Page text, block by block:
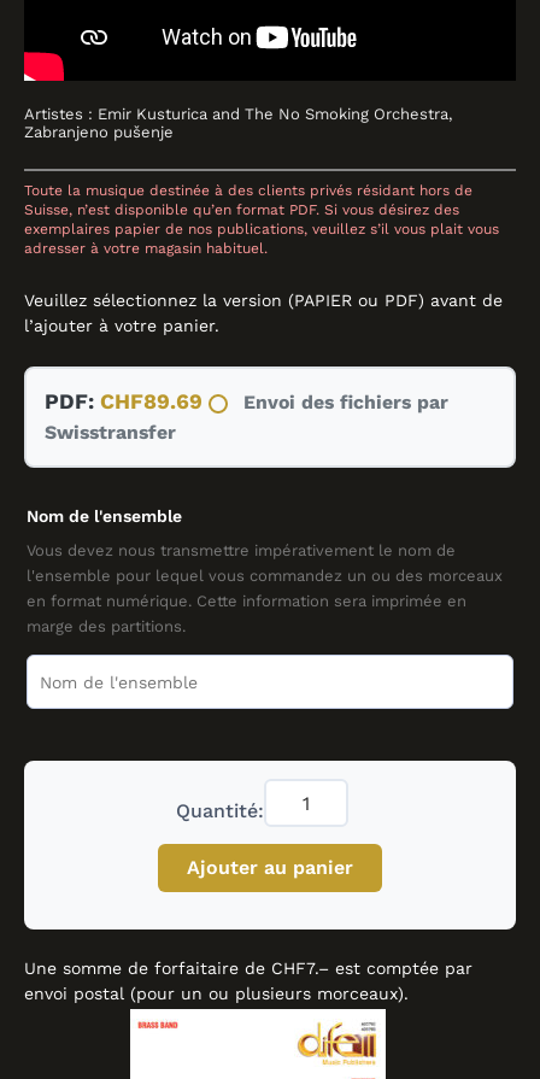
Artistes : Emir Kusturica and The No Smoking Orchestra,
Zabranjeno pušenje
Toute la musique destinée à des clients privés résidant hors de
Suisse, n’est disponible qu’en format PDF. Si vous désirez des
exemplaires papier de nos publications, veuillez s’il vous plait vous
adresser à votre magasin habituel.
Veuillez sélectionnez la version (PAPIER ou PDF) avant de
l’ajouter à votre panier.
PDF: CHF89.69
Envoi des fichiers par
Swisstransfer
Nom de l'ensemble
Vous devez nous transmettre impérativement le nom de
l'ensemble pour lequel vous commandez un ou des morceaux
en format numérique. Cette information sera imprimée en
marge des partitions.
Quantité:
quantité
de
Rindji
BAND,
Jankovic
arr.
Ajouter au panier
Une somme de forfaitaire de CHF7.– est comptée par
envoi postal (pour un ou plusieurs morceaux).